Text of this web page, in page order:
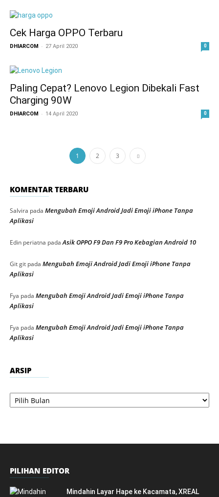
Cek Harga OPPO Terbaru
DHIARCOM - 27 April 2020 0
Paling Cepat? Lenovo Legion Dibekali Fast
Charging 90W
DHIARCOM - 14 April 2020 0
1 2 3
KOMENTAR TERBARU
Salvira pada Mengubah Emoji Android Jadi Emoji iPhone Tanpa
Aplikasi
Edin periatna padaAsik OPPO F9 Dan F9 Pro Kebagian Android 10
Git git pada Mengubah Emoji Android Jadi Emoji iPhone Tanpa
Aplikasi
Fya pada Mengubah Emoji Android Jadi Emoji iPhone Tanpa
Aplikasi
Fya pada Mengubah Emoji Android Jadi Emoji iPhone Tanpa
Aplikasi
ARSIP
Arsip
PILIHAN EDITOR
Mindahin Layar Hape ke Kacamata, XREAL